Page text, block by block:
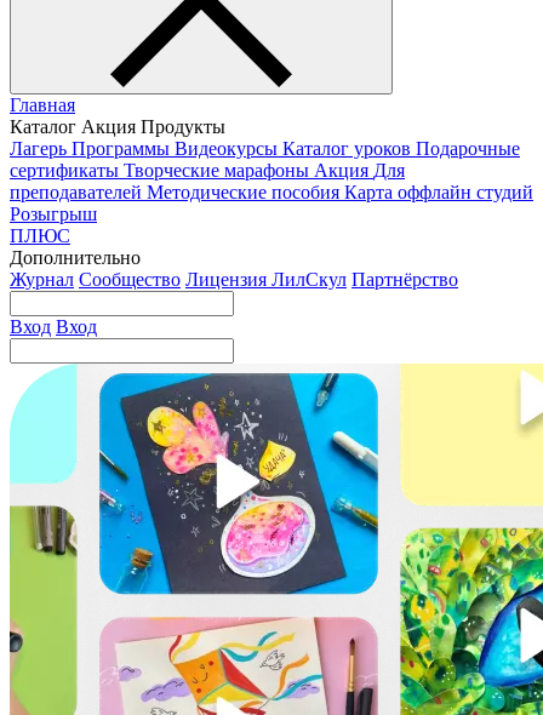
Главная
Каталог Акция Продукты
Лагерь Программы Видеокурсы Каталог уроков Подарочные
сертификаты Творческие марафоны Акция Для
преподавателей Методические пособия Карта оффлайн студий
Розыгрыш
ПЛЮС
Дополнительно
Журнал Сообщество Лицензия ЛилСкул Партнёрство
Вход Вход